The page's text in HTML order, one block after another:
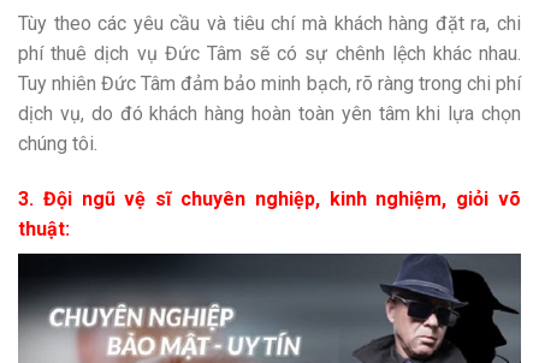
Tùy theo các yêu cầu và tiêu chí mà khách hàng đặt ra, chi
phí thuê dịch vụ Đức Tâm sẽ có sự chênh lệch khác nhau.
Tuy nhiên Đức Tâm đảm bảo minh bạch, rõ ràng trong chi phí
dịch vụ, do đó khách hàng hoàn toàn yên tâm khi lựa chọn
chúng tôi.
3. Đội ngũ vệ sĩ chuyên nghiệp, kinh nghiệm, giỏi võ
thuật: